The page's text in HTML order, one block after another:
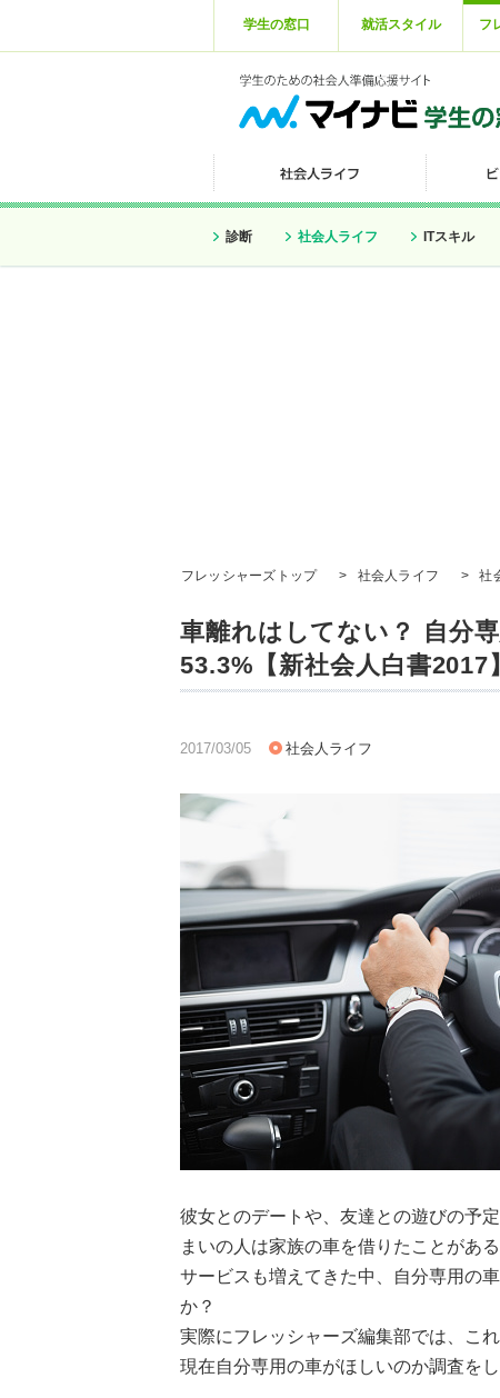
学生の窓口 就活スタイル フ
診断 社会人ライフ ITスキル
フレッシャーズトップ > 社会人ライフ > 社
車離れはしてない？ 自分
53.3%【新社会人白書2017】
2017/03/05 社会人ライフ
彼女とのデートや、友達との遊びの予
まいの人は家族の車を借りたことがあ
サービスも増えてきた中、自分専用の
か？
実際にフレッシャーズ編集部では、こ
現在自分専用の車がほしいのか調査をし